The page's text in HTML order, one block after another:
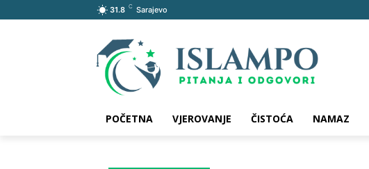
31.8 C Sarajevo
POČETNA VJEROVANJE ČISTOĆA NAMAZ